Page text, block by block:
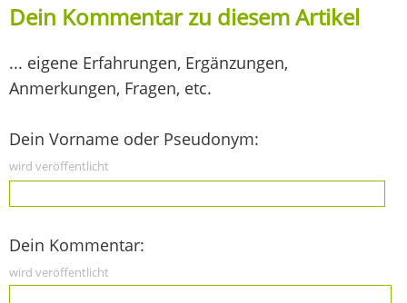
Dein Kommentar zu diesem Artikel
... eigene Erfahrungen, Ergänzungen,
Anmerkungen, Fragen, etc.
Dein Vorname oder Pseudonym:
wird veröffentlicht
Dein Kommentar:
wird veröffentlicht